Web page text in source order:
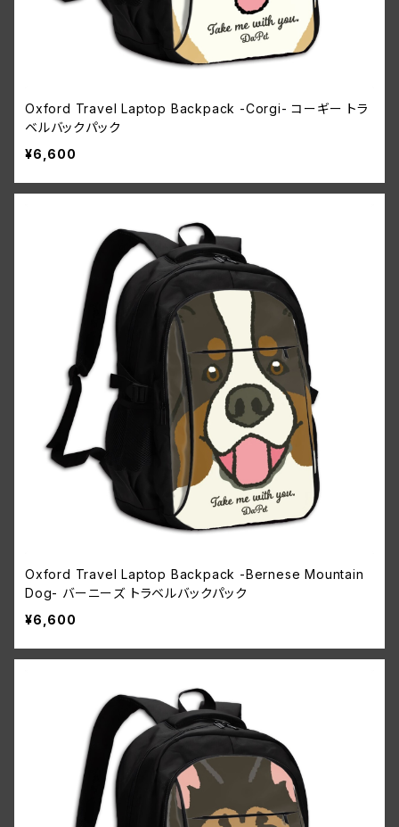
Oxford Travel Laptop Backpack -Corgi- コーギー トラ
ベルバックパック
¥6,600
Oxford Travel Laptop Backpack -Bernese Mountain
Dog- バーニーズ トラベルバックパック
¥6,600